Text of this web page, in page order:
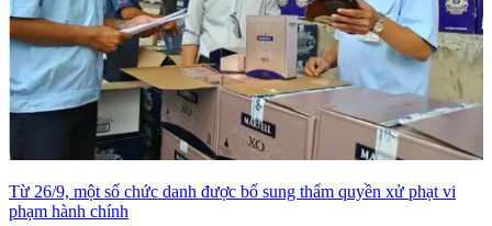
Từ 26/9, một số chức danh được bổ sung thẩm quyền xử phạt vi
phạm hành chính